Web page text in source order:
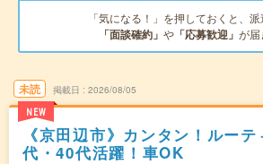
「気になる！」を押しておくと、
「面談確約」 や 「応募歓迎」 が届
未読
NEW
掲載日 2026/08/05
《京田辺市》カンタン！ルー
代・40代活躍！車OK